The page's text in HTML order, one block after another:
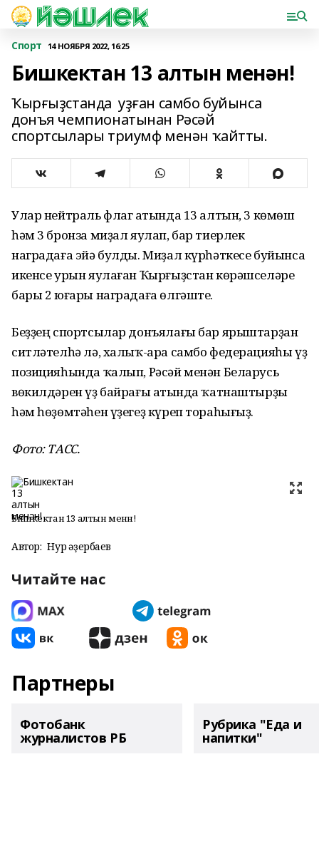
Спорт 14 НОЯБРЯ 2022, 16:25
Бишкектан 13 алтын менән!
Ҡырғыҙстанда уҙған самбо буйынса
донъя чемпионатынан Рәсәй
спортсылары триумф менән ҡайтты.
Улар нейтраль флаг аҫтында 13 алтын, 3 көмөш
һәм 3 бронза миҙал яулап, бар тиерлек
наградаға эйә булды. Миҙал күрһәткесе буйынса
икенсе урын яулаған Ҡырғыҙстан көрәшселәре
бары 2 юғары наградаға өлгәште.
Беҙҙең спортсылар донъялағы бар ярыштарҙан
ситләтелһә лә, халыҡ-ара самбо федерацияһы үҙ
позицияһында ҡалып, Рәсәй менән Беларусь
вөкилдәрен үҙ байрағы аҫтында ҡатнаштырҙы
һәм һөҙөмтәһен үҙегеҙ күреп тораһығыҙ.
Фото: ТАСС.
Бишкектан 13 алтын менән!
Автор: Нур Ҡәҙербаев
Читайте нас
Партнеры
Фотобанк
журналистов РБ
Рубрика "Еда и
напитки"